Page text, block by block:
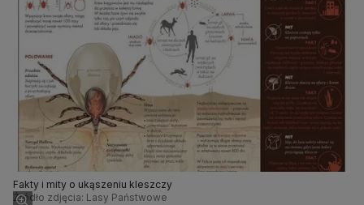
Fakty i mity o ukąszeniu kleszczy
Źródło zdjęcia: Lasy Państwowe